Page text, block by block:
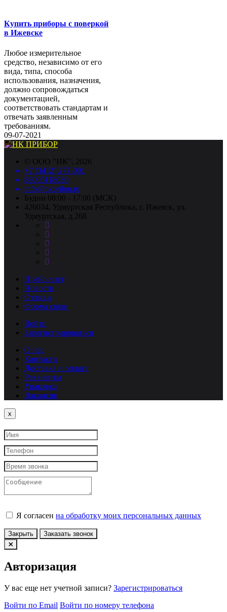
Купить приборы с поверкой
в Ижевске
Любое измерительное
средство, независимо от его
вида, типа, способа
использования, назначения,
должно сопровождаться
документацией,
соответствовать стандартам и
отвечать заявленным
требованиям.
09-07-2021
© ООО "НК", 2026
+7 (3412) 277-001
88005118036
info@nkpribor.ru
Будни 08:00 - 17:00 (МСК)
426034, Удмуртская Республика, г. Ижевск, ул.
Удмуртская, д.268
Прайс-лист
Новости
Отзывы
Форма связи
Войти
Зарегистрироваться
О нас
Контакты
Доставка и оплата
Реквизиты
Упаковка
Вакансии
x
Я согласен на обработку моих персональных данных
Закрыть Заказать звонок
Авторизация
У вас еще нет учетной записи? Зарегистрироваться
Войти по Email Войти по номеру телефона